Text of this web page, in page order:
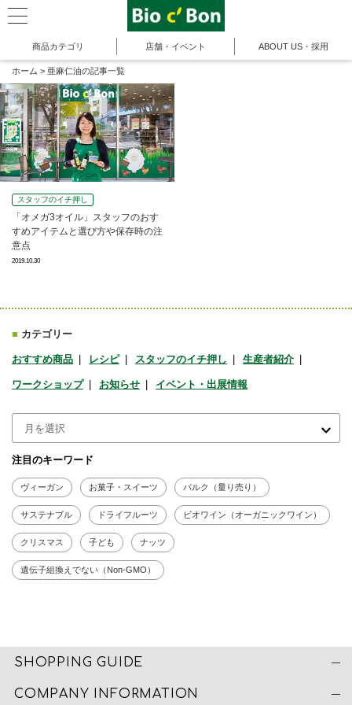
商品カテゴリ 店舗・イベント ABOUT US・採用
ホーム > 亜麻仁油の記事一覧
スタッフのイチ押し
「オメガ3オイル」スタッフのおす
すめアイテムと選び方や保存時の注
意点
2019.10.30
■ カテゴリー
おすすめ商品 レシピ スタッフのイチ押し 生産者紹介
ワークショップ お知らせ イベント・出展情報
注目のキーワード
ヴィーガン お菓子・スイーツ バルク（量り売り）
サステナブル ドライフルーツ ビオワイン（オーガニックワイン）
クリスマス 子ども ナッツ
遺伝子組換えでない（Non-GMO）
SHOPPING GUIDE
COMPANY INFORMATION